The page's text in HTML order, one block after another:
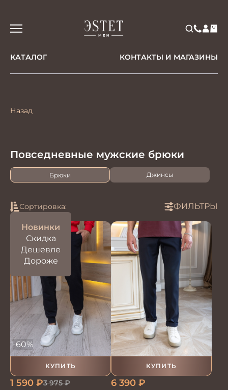
КАТАЛОГ КОНТАКТЫ И МАГАЗИНЫ
Назад
Повседневные мужские брюки
Брюки Джинсы
Сортировка:
Новинки
Скидка
Дешевле
Дороже
ФИЛЬТРЫ
КУПИТЬ
-60%
1 590 ₽3 975₽
КУПИТЬ
6 390 ₽